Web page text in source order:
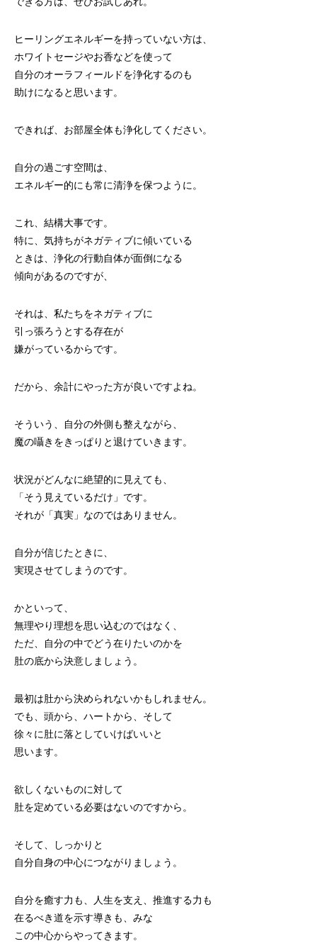
ヒーリングエネルギーを持っていない方は、
ホワイトセージやお香などを使って
自分のオーラフィールドを浄化するのも
助けになると思います。
できれば、お部屋全体も浄化してください。
自分の過ごす空間は、
エネルギー的にも常に清浄を保つように。
これ、結構大事です。
特に、気持ちがネガティブに傾いている
ときは、浄化の行動自体が面倒になる
傾向があるのですが、
それは、私たちをネガティブに
引っ張ろうとする存在が
嫌がっているからです。
だから、余計にやった方が良いですよね。
そういう、自分の外側も整えながら、
魔の囁きをきっぱりと退けていきます。
状況がどんなに絶望的に見えても、
「そう見えているだけ」です。
それが「真実」なのではありません。
自分が信じたときに、
実現させてしまうのです。
かといって、
無理やり理想を思い込むのではなく、
ただ、自分の中でどう在りたいのかを
肚の底から決意しましょう。
最初は肚から決められないかもしれません。
でも、頭から、ハートから、そして
徐々に肚に落としていけばいいと
思います。
欲しくないものに対して
肚を定めている必要はないのですから。
そして、しっかりと
自分自身の中心につながりましょう。
自分を癒す力も、人生を支え、推進する力も
在るべき道を示す導きも、みな
この中心からやってきます。